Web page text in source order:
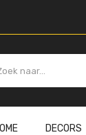
DECORS